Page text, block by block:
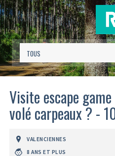
Visite escape
volé carpeaux ? -
VALENCIENNES
8 ANS ET PLUS